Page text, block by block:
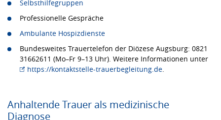
Selbsthilfegruppen
Professionelle Gespräche
Ambulante Hospizdienste
Bundesweites Trauertelefon der Diözese Augsburg: 0821
31662611 (Mo–Fr 9–13 Uhr). Weitere Informationen unter
https://kontaktstelle-trauerbegleitung.de.
Anhaltende Trauer als medizinische
Diagnose